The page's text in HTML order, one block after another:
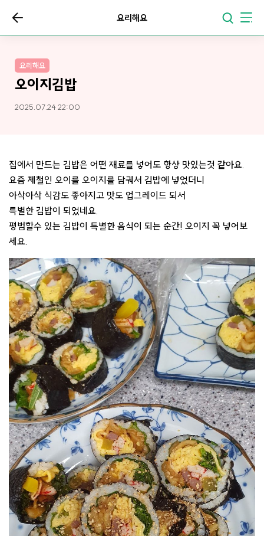
요리해요
요리해요
오이지김밥
2025.07.24 22:00
집에서 만드는 김밥은 어떤 재료를 넣어도 항상 맛있는것 같아요.
요즘 제철인 오이를 오이지를 담궈서 김밥에 넣었더니
아삭아삭 식감도 좋아지고 맛도 업그레이드 되서
특별한 김밥이 되었네요.
평범할수 있는 김밥이 특별한 음식이 되는 순간! 오이지 꼭 넣어보
세요.